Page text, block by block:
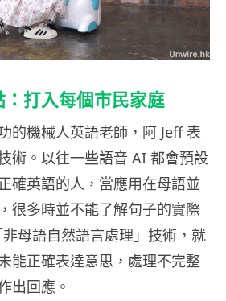
打入每個市民家庭
的機械人英語老師，阿 Jeff 表
術。以往一些語音 AI 都會預設
確英語的人，當應用在母語並
很多時並不能了解句子的實際
母語自然語言處理」技術，就
能正確表達意思，處理不完整
出回應。